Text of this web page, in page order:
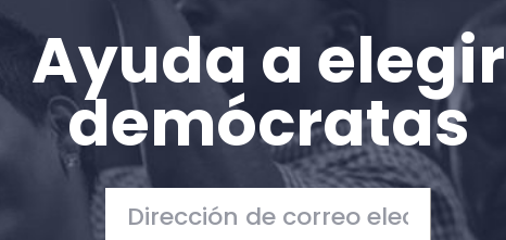
Ayuda a elegir
demócratas